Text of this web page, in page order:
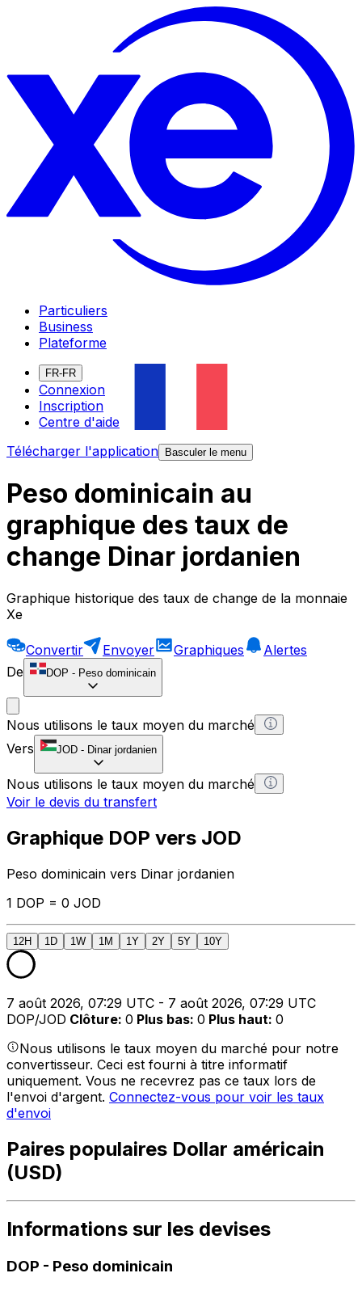
Particuliers
Business
Plateforme
FR-FR
Connexion
Inscription
Centre d'aide
Télécharger l'application
Basculer le menu
Peso dominicain au
graphique des taux de
change Dinar jordanien
Graphique historique des taux de change de la monnaie
Xe
Convertir Envoyer Graphiques
Alertes
De
DOP - Peso dominicain
Nous utilisons le taux moyen du marché
Vers
JOD - Dinar jordanien
Nous utilisons le taux moyen du marché
Voir le devis du transfert
Graphique DOP vers JOD
Peso dominicain vers Dinar jordanien
1 DOP = 0 JOD
12H 1D 1W 1M 1Y 2Y 5Y 10Y
7 août 2026, 07:29 UTC - 7 août 2026, 07:29 UTC
DOP/JOD Clôture: 0 Plus bas: 0 Plus haut: 0
Nous utilisons le taux moyen du marché pour notre
convertisseur. Ceci est fourni à titre informatif
uniquement. Vous ne recevrez pas ce taux lors de
l'envoi d'argent. Connectez-vous pour voir les taux
d'envoi
Paires populaires Dollar américain
(USD)
Informations sur les devises
DOP - Peso dominicain